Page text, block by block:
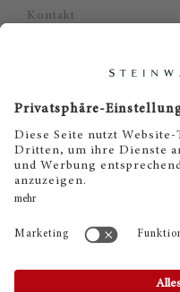
Kontakt
Impressum
Haftungsausschluss
Cookie Zustimmung